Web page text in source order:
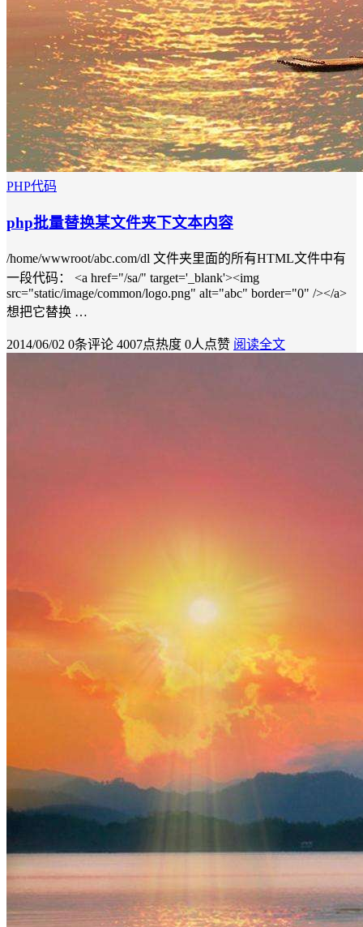
PHP代码
php批量替换某文件夹下文本内容
/home/wwwroot/abc.com/dl 文件夹里面的所有HTML文件中有
一段代码： <a href="/sa/" target='_blank'><img
src="static/image/common/logo.png" alt="abc" border="0" /></a>
想把它替换 …
2014/06/02 0条评论 4007点热度 0人点赞 阅读全文